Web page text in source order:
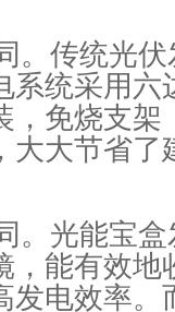
传统光伏
系统采用六
，免烧支架
大大节省了
光能宝
，能有效地
发电效率。